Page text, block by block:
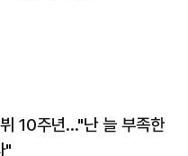
10주년…"난 늘 부족한
"